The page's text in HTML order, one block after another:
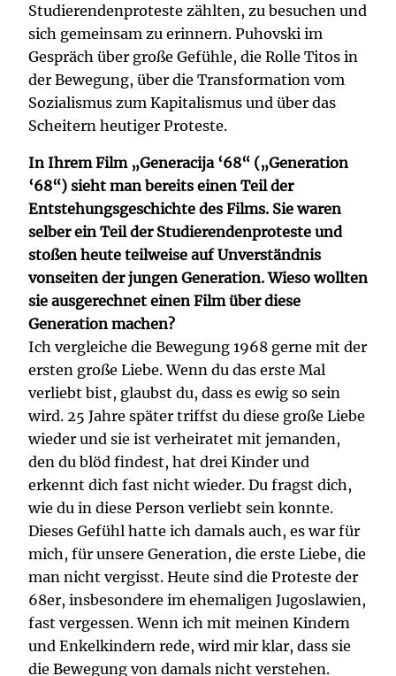
Studierendenproteste zählten, zu besuchen und
sich gemeinsam zu erinnern. Puhovski im
Gespräch über große Gefühle, die Rolle Titos in
der Bewegung, über die Transformation vom
Sozialismus zum Kapitalismus und über das
Scheitern heutiger Proteste.
In Ihrem Film „Generacija ‘68“ („Generation
‘68“) sieht man bereits einen Teil der
Entstehungsgeschichte des Films. Sie waren
selber ein Teil der Studierendenproteste und
stoßen heute teilweise auf Unverständnis
vonseiten der jungen Generation. Wieso wollten
sie ausgerechnet einen Film über diese
Generation machen?
Ich vergleiche die Bewegung 1968 gerne mit der
ersten große Liebe. Wenn du das erste Mal
verliebt bist, glaubst du, dass es ewig so sein
wird. 25 Jahre später triffst du diese große Liebe
wieder und sie ist verheiratet mit jemanden,
den du blöd findest, hat drei Kinder und
erkennt dich fast nicht wieder. Du fragst dich,
wie du in diese Person verliebt sein konnte.
Dieses Gefühl hatte ich damals auch, es war für
mich, für unsere Generation, die erste Liebe, die
man nicht vergisst. Heute sind die Proteste der
68er, insbesondere im ehemaligen Jugoslawien,
fast vergessen. Wenn ich mit meinen Kindern
und Enkelkindern rede, wird mir klar, dass sie
die Bewegung von damals nicht verstehen.